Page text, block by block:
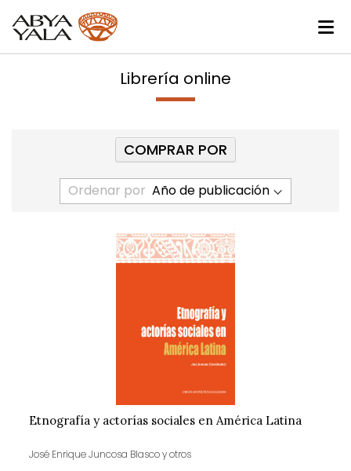
Librería online
Ordenar por
Etnografía y actorías sociales en América Latina
José Enrique Juncosa Blasco y otros
COMPRAR POR